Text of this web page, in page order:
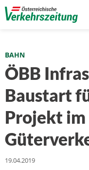
BAHN
ÖBB
Baustart
Projekt im
19.04.2019